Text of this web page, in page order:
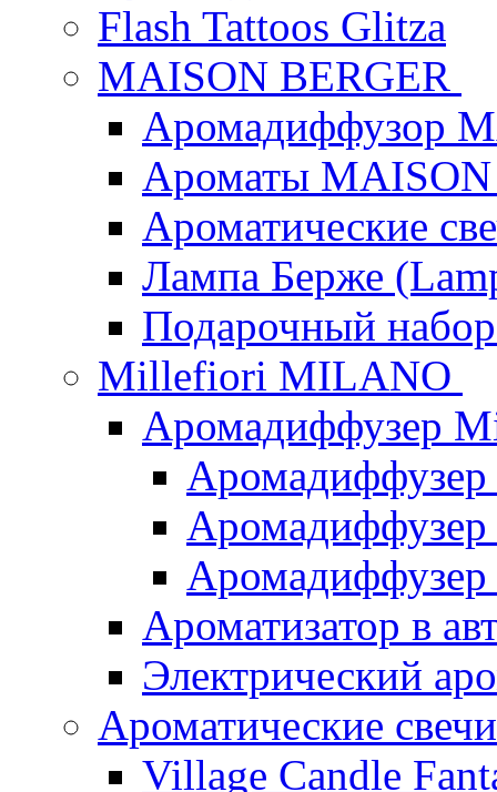
Flash Tattoos Glitza
MAISON BERGER
Аромадиффузор
Ароматы
Ароматические
Лампа Берже
Подарочный
Millefiori MILANO
Аромадиффузер
Ароматизатор в
Электрический
Ароматические
Village Candle